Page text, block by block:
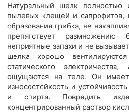
Натуральный шелк полностью
пылевых клещей и сапрофитов,
образования грибка, не
препятствует размножению
неприятные запахи и не
шелка хорошо
статического
ощущаются на теле. Он имеет
износостойкость и
и спирта. Повредить
концентрированный раствор